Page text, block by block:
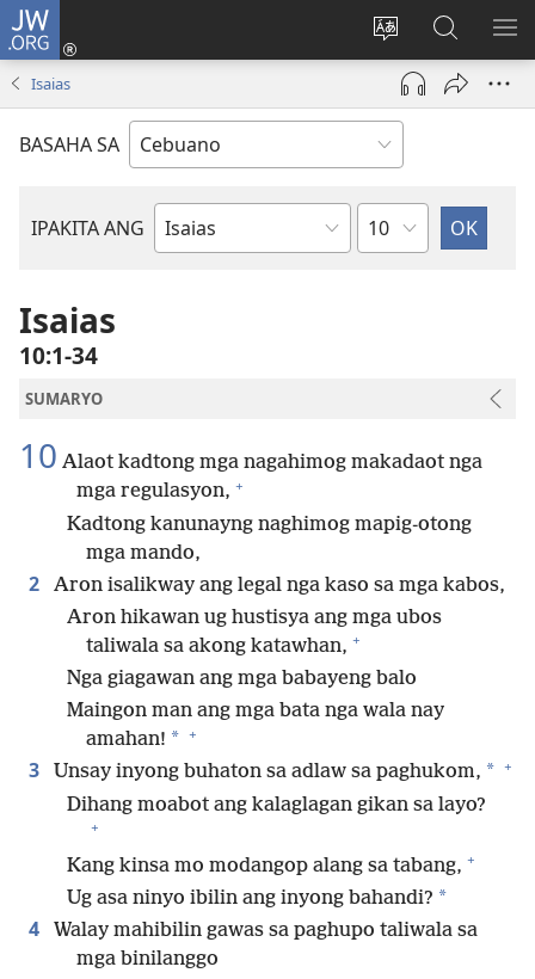
JW.ORG
Ilisi
ang
pinulongan
sa
site
Log
open
ug
window)
Pangitaa
sa
JW.ORG
Isaias
BASAHA SA
IPAKITA ANG
Basahon
Kapitulo
Isaias
10:1-34
SUMARYO
10 Alaot kadtong mga nagahimog makadaot nga
mga regulasyon, +
Kadtong kanunayng naghimog mapig-otong
mga mando,
2
Aron isalikway ang legal nga kaso sa mga kabos,
Aron hikawan ug hustisya ang mga ubos
taliwala sa akong katawhan, +
Nga giagawan ang mga babayeng balo
Maingon man ang mga bata nga wala nay
amahan! * +
3 Unsay inyong buhaton sa adlaw sa paghukom, * +
Dihang moabot ang kalaglagan gikan sa layo?
+
Kang kinsa mo modangop alang sa tabang, +
Ug asa ninyo ibilin ang inyong bahandi? *
4
Walay mahibilin gawas sa paghupo taliwala sa
mga binilanggo